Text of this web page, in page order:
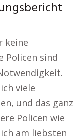
keine
Policen sind
viele
und das ganz
Policen wie
am liebsten